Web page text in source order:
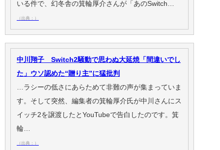
いる件で、幻冬舎の箕輪厚介さんが「あのSwitch…
（出典：）
中川翔子 Switch2騒動で思わぬ大延焼「間違いでし
た」ウソ認めた“贈り主”に猛批判
…ラシーの低さにあらためて非難の声が集まっていま
す。そして突然、編集者の箕輪厚介氏が中川さんにス
イッチ2を譲渡したとYouTubeで告白したのです。箕
輪…
（出典：）